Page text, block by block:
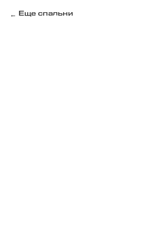
Еще спальни